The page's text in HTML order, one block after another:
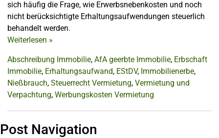
sich häufig die Frage, wie Erwerbsnebenkosten und noch
nicht berücksichtigte Erhaltungsaufwendungen steuerlich
behandelt werden.
Weiterlesen »
Abschreibung Immobilie, AfA geerbte Immobilie, Erbschaft
Immobilie, Erhaltungsaufwand, EStDV, Immobilienerbe,
Nießbrauch, Steuerrecht Vermietung, Vermietung und
Verpachtung, Werbungskosten Vermietung
Post Navigation